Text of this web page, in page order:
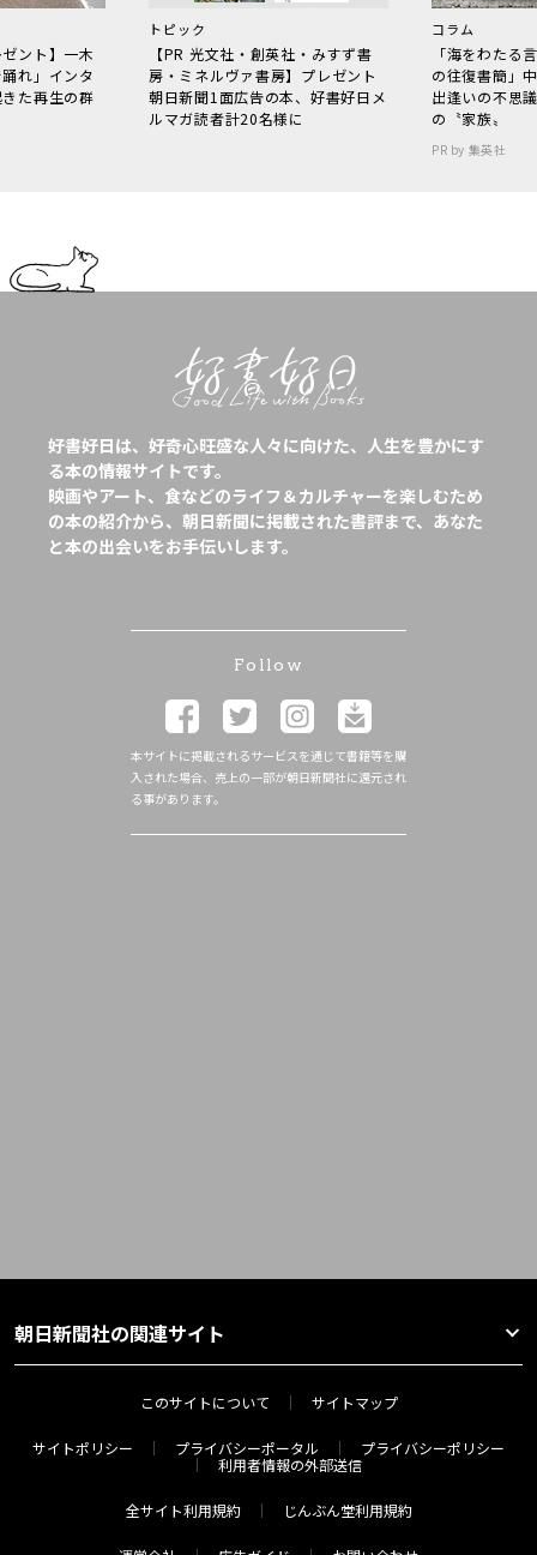
ント】一木
れ」インタ
た再生の群
トピック
【PR 光文社・創英社・みすず書
房・ミネルヴァ書房】プレゼント
朝日新聞1面広告の本、好書好日メ
ルマガ読者計20名様に
コラム
「海をわた
の往復書簡」
出逢いの不思
の〝家族〟
PR by 集英社
好書好日は、好奇心旺盛な人々に向けた、人生を豊かにす
る本の情報サイトです。
映画やアート、食などのライフ＆カルチャーを楽しむため
の本の紹介から、朝日新聞に掲載された書評まで、あなた
と本の出会いをお手伝いします。
Follow
本サイトに掲載されるサービスを通じて書籍等を購
入された場合、売上の一部が朝日新聞社に還元され
る事があります。
朝日新聞社の関連サイト
このサイトについて サイトマップ
サイトポリシー プライバシーポータル
プライバシーポリシー
利用者情報の外部送信
全サイト利用規約 じんぶん堂利用規約